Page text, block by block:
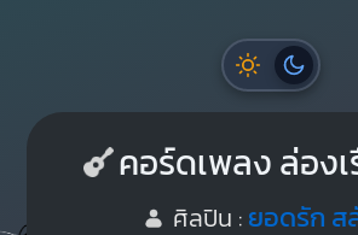
คอร์ดเพลง ล่อง
ศิลปิน : ยอดรัก ส